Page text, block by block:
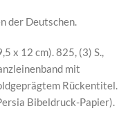
der Deutschen.
x 12 cm). 825, (3) S.,
mit
Rückentitel.
Bibeldruck-Papier).